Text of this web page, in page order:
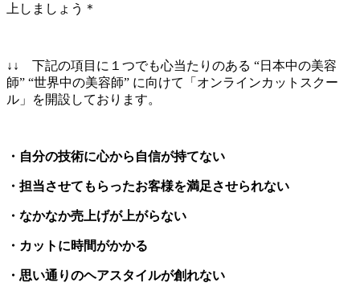
上しましょう＊
↓↓ 下記の項目に１つでも心当たりのある “日本中の美容
師” “世界中の美容師” に向けて「オンラインカットスクー
ル」を開設しております。
・自分の技術に心から自信が持てない
・担当させてもらったお客様を満足させられない
・なかなか売上げが上がらない
・カットに時間がかかる
・思い通りのヘアスタイルが創れない